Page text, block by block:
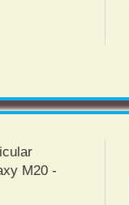
M20 -